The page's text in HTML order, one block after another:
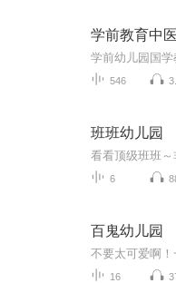
学前教育中
546
班班幼儿园
看看顶级班班
6
百鬼幼儿园
16